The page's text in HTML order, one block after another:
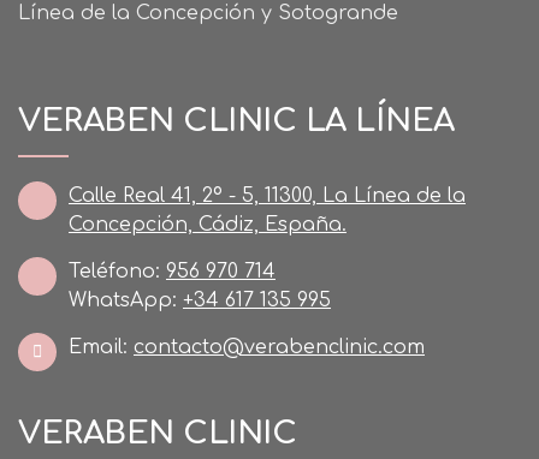
Línea de la Concepción y Sotogrande
VERABEN CLINIC LA LÍNEA
Calle Real 41, 2º - 5, 11300, La Línea de la
Concepción, Cádiz, España.
Teléfono: 956 970 714
WhatsApp: +34 617 135 995
Email: contacto@verabenclinic.com
VERABEN CLINIC